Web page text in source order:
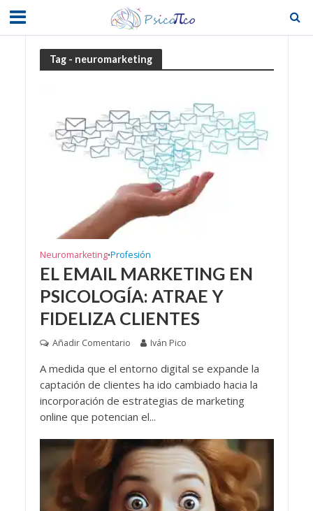
Tag - neuromarketing
Neuromarketing•Profesión
EL EMAIL MARKETING EN
PSICOLOGÍA: ATRAE Y
FIDELIZA CLIENTES
Añadir Comentario Iván Pico
A medida que el entorno digital se expande la
captación de clientes ha ido cambiado hacia la
incorporación de estrategias de marketing
online que potencian el...